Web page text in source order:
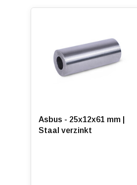
Asbus - 25x12x61 mm |
Staal verzinkt